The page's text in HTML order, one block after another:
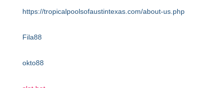
https://tropicalpoolsofaustintexas.com/about-us.php
Fila88
okto88